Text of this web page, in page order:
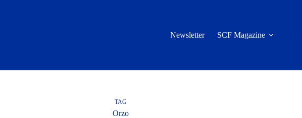
Newsletter SCF Magazine
TAG
Orzo